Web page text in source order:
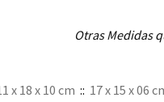
Otras Medidas
x 18 x 10 cm :: 17 x 15 x 06